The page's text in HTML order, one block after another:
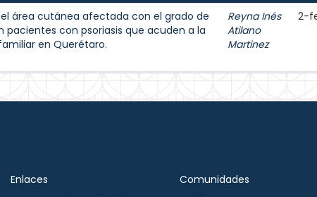
área cutánea afectada con el grado de
con psoriasis que acuden a la
en Querétaro.
Reyna Inés
Atilano
Martinez
2-
Enlaces
Comunidades